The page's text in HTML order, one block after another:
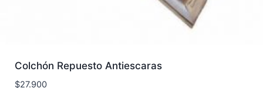
Colchón Repuesto Antiescaras
$27.900